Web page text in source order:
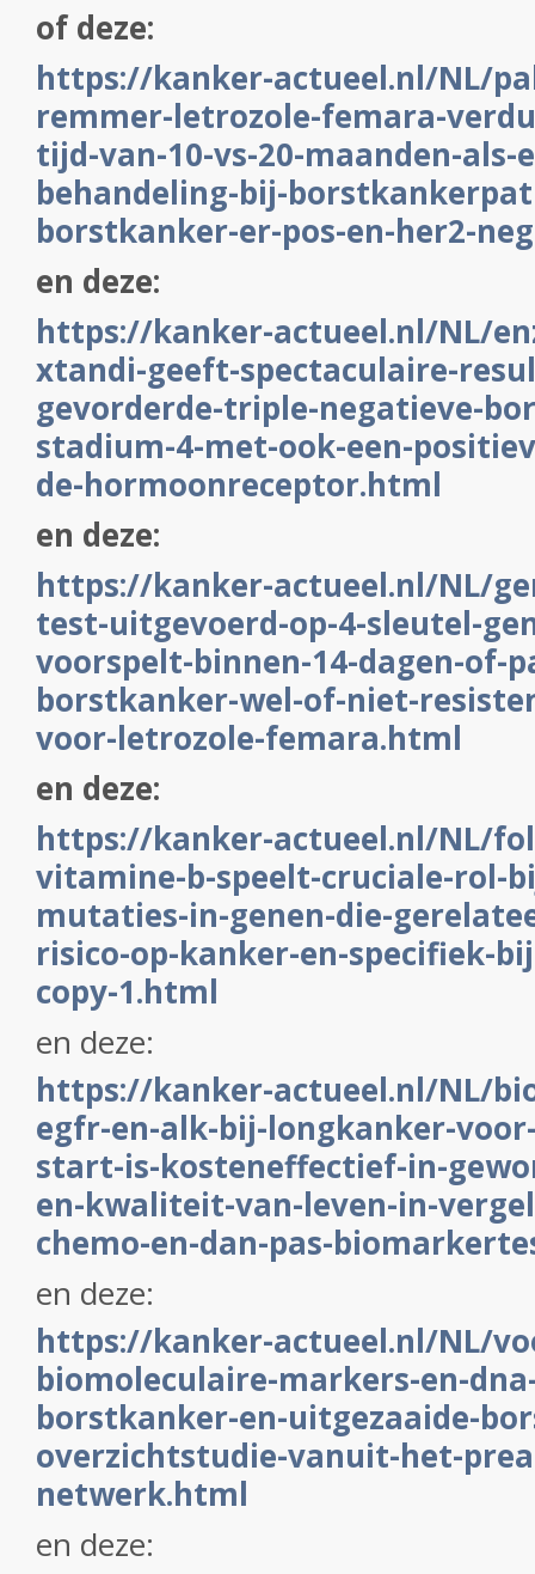
of deze:
https://kanker-actueel.nl/NL/
remmer-letrozole-femara-
tijd-van-10-vs-20-maanden-als-
behandeling-bij-
borstkanker-er-pos-en-her2-
en deze:
https://kanker-actueel.nl/NL/
xtandi-geeft-spectaculaire-
gevorderde-triple-negatieve-
stadium-4-met-ook-een-
de-hormoonreceptor.html
en deze:
https://kanker-actueel.nl/NL/
test-uitgevoerd-op-4-sleutel-
voorspelt-binnen-14-dagen-of-
borstkanker-wel-of-niet-
voor-letrozole-femara.html
en deze:
https://kanker-actueel.nl/NL/
vitamine-b-speelt-cruciale-rol-
mutaties-in-genen-die-
risico-op-kanker-en-specifiek-
copy-1.html
en deze:
https://kanker-actueel.nl/NL/
egfr-en-alk-bij-longkanker-
start-is-kosteneffectief-in-
en-kwaliteit-van-leven-in-
chemo-en-dan-pas-
en deze:
https://kanker-actueel.nl/NL/
biomoleculaire-markers-en-
borstkanker-en-uitgezaaide-
overzichtstudie-vanuit-het-
netwerk.html
en deze: